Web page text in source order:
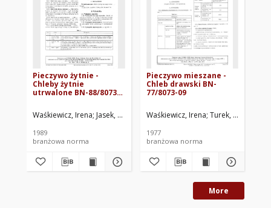
Pieczywo żytnie -
Chleby żytnie
utrwalone BN-88/8073-
Waśkiewicz, Irena Jasek, Henryk Kołodziejczyk, Edward Chachulska,
1989
branżowa norma
Pieczywo mieszane -
Chleb drawski BN-
77/8073-09
Waśkiewicz, Irena Turek, Andrzej
1977
branżowa norma
More